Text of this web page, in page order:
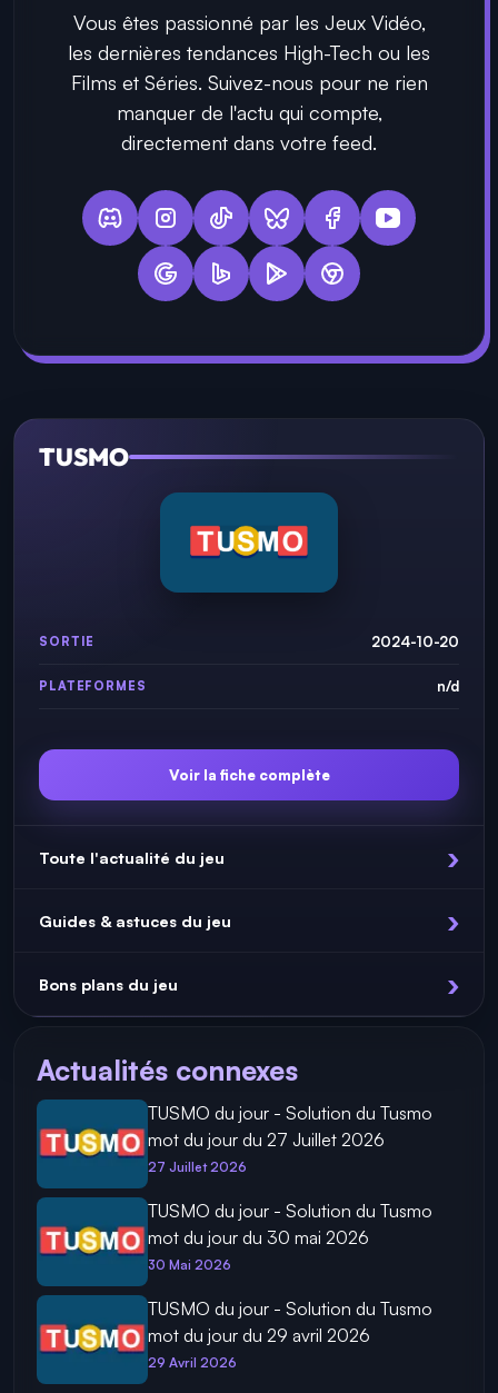
Vous êtes passionné par les Jeux Vidéo,
les dernières tendances High-Tech ou les
Films et Séries. Suivez-nous pour ne rien
manquer de l'actu qui compte,
directement dans votre feed.
TUSMO
SORTIE 2024-10-20
PLATEFORMES n/d
Voir la fiche complète
Toute l'actualité du jeu
Guides & astuces du jeu
Bons plans du jeu
Actualités connexes
TUSMO du jour - Solution du Tusmo
mot du jour du 27 Juillet 2026
27 Juillet 2026
TUSMO du jour - Solution du Tusmo
mot du jour du 30 mai 2026
30 Mai 2026
TUSMO du jour - Solution du Tusmo
mot du jour du 29 avril 2026
29 Avril 2026